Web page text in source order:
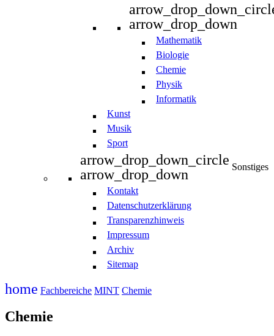
arrow_drop_down
Mathematik
Biologie
Chemie
Physik
Informatik
Kunst
Musik
Sport
arrow_drop_down_circle
arrow_drop_down
Sonstiges
Kontakt
Datenschutzerklärung
Transparenzhinweis
Impressum
Archiv
Sitemap
home Fachbereiche MINT Chemie
Chemie